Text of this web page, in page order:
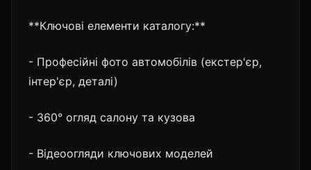
**Ключові елементи каталогу:**
- Професійні фото автомобілів (екстер'єр,
інтер'єр, деталі)
- 360° огляд салону та кузова
- Відеоогляди ключових моделей